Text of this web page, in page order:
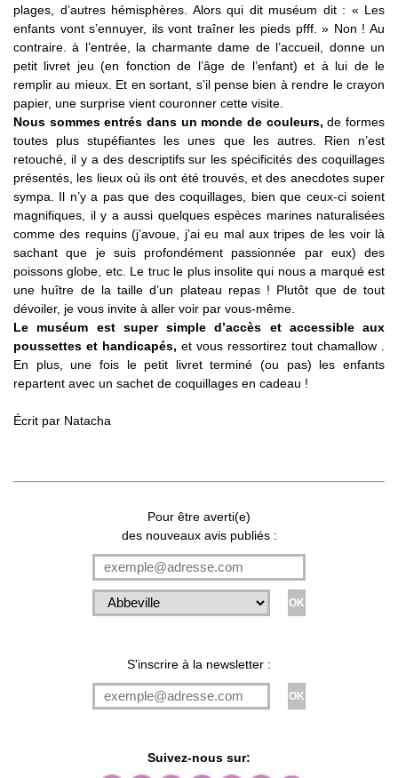
plages, d’autres hémisphères. Alors qui dit muséum dit : « Les
enfants vont s’ennuyer, ils vont traîner les pieds pfff. » Non ! Au
contraire. à l’entrée, la charmante dame de l’accueil, donne un
petit livret jeu (en fonction de l’âge de l’enfant) et à lui de le
remplir au mieux. Et en sortant, s’il pense bien à rendre le crayon
papier, une surprise vient couronner cette visite.
Nous sommes entrés dans un monde de couleurs, de formes
toutes plus stupéfiantes les unes que les autres. Rien n’est
retouché, il y a des descriptifs sur les spécificités des coquillages
présentés, les lieux où ils ont été trouvés, et des anecdotes super
sympa. Il n’y a pas que des coquillages, bien que ceux-ci soient
magnifiques, il y a aussi quelques espèces marines naturalisées
comme des requins (j’avoue, j’ai eu mal aux tripes de les voir là
sachant que je suis profondément passionnée par eux) des
poissons globe, etc. Le truc le plus insolite qui nous a marqué est
une huître de la taille d’un plateau repas ! Plutôt que de tout
dévoiler, je vous invite à aller voir par vous-même.
Le muséum est super simple d’accès et accessible aux
poussettes et handicapés, et vous ressortirez tout chamallow .
En plus, une fois le petit livret terminé (ou pas) les enfants
repartent avec un sachet de coquillages en cadeau !
Écrit par Natacha
Pour être averti(e)
des nouveaux avis publiés :
S'inscrire à la newsletter :
Suivez-nous sur: